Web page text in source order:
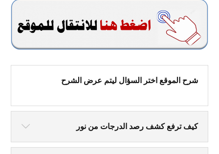
شرح الموقع اختر السؤال ليتم عرض الشرح
كيف ترفع كشف رصد الدرجات من نور